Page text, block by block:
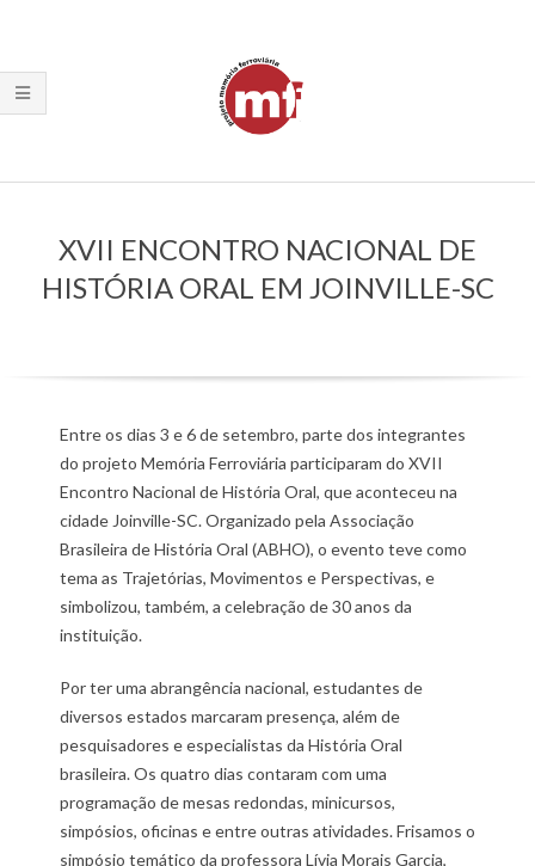
content
XVII ENCONTRO NACIONAL DE
HISTÓRIA ORAL EM JOINVILLE-SC
Entre os dias 3 e 6 de setembro, parte dos integrantes
do projeto Memória Ferroviária participaram do XVII
Encontro Nacional de História Oral, que aconteceu na
cidade Joinville-SC. Organizado pela Associação
Brasileira de História Oral (ABHO), o evento teve como
tema as Trajetórias, Movimentos e Perspectivas, e
simbolizou, também, a celebração de 30 anos da
instituição.
Por ter uma abrangência nacional, estudantes de
diversos estados marcaram presença, além de
pesquisadores e especialistas da História Oral
brasileira. Os quatro dias contaram com uma
programação de mesas redondas, minicursos,
simpósios, oficinas e entre outras atividades. Frisamos o
simpósio temático da professora Lívia Morais Garcia,